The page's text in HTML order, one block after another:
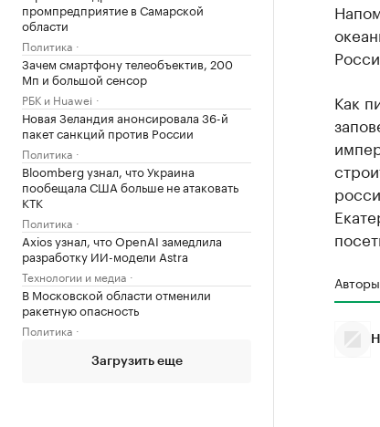
промпредприятие в Самарской
области
Политика
Зачем смартфону телеобъектив, 200
Мп и большой сенсор
РБК и Huawei
Новая Зеландия анонсировала 36-й
пакет санкций против России
Политика
Bloomberg узнал, что Украина
пообещала США больше не атаковать
КТК
Политика
Axios узнал, что OpenAI замедлила
разработку ИИ-модели Astra
Технологии и медиа
В Московской области отменили
ракетную опасность
Политика
Загрузить еще
Как
Авторы